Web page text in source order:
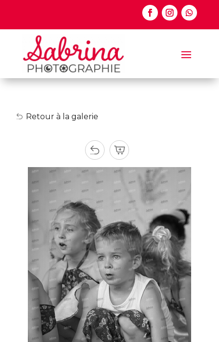
Retour à la galerie